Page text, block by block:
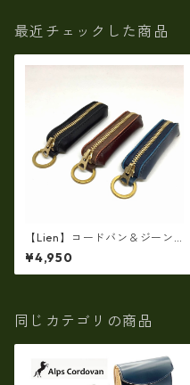
最近チェックした商品
【Lien】コードバン＆ジーン
ズロングコインケース 小銭
入れ〈日本製〉
¥4,950
同じカテゴリの商品